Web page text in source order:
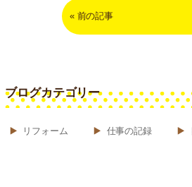
« 前の記事
ブログカテゴリー
リフォーム 仕事の記録